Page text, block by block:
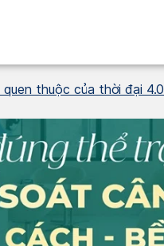
thuộc của thời đại 4.0